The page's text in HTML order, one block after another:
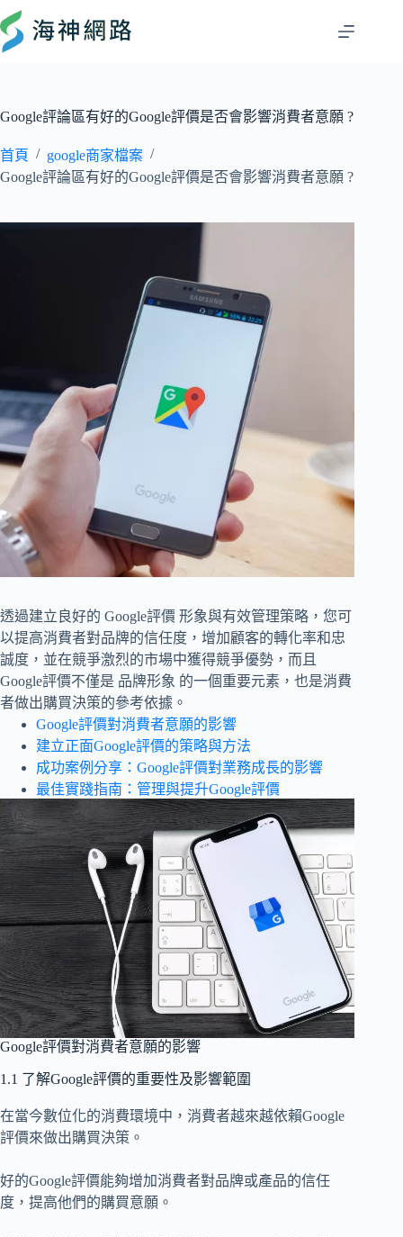
Google評論區有好的Google評價是否會影響消費者意願 ?
首頁 / google商家檔案 /
Google評論區有好的Google評價是否會影響消費者意願 ?
透過建立良好的 Google評價 形象與有效管理策略，您可
以提高消費者對品牌的信任度，增加顧客的轉化率和忠
誠度，並在競爭激烈的市場中獲得競爭優勢，而且
Google評價不僅是 品牌形象 的一個重要元素，也是消費
者做出購買決策的參考依據。
Google評價對消費者意願的影響
建立正面Google評價的策略與方法
成功案例分享：Google評價對業務成長的影響
最佳實踐指南：管理與提升Google評價
Google評價對消費者意願的影響
1.1 了解Google評價的重要性及影響範圍
在當今數位化的消費環境中，消費者越來越依賴Google
評價來做出購買決策。
好的Google評價能夠增加消費者對品牌或產品的信任
度，提高他們的購買意願。